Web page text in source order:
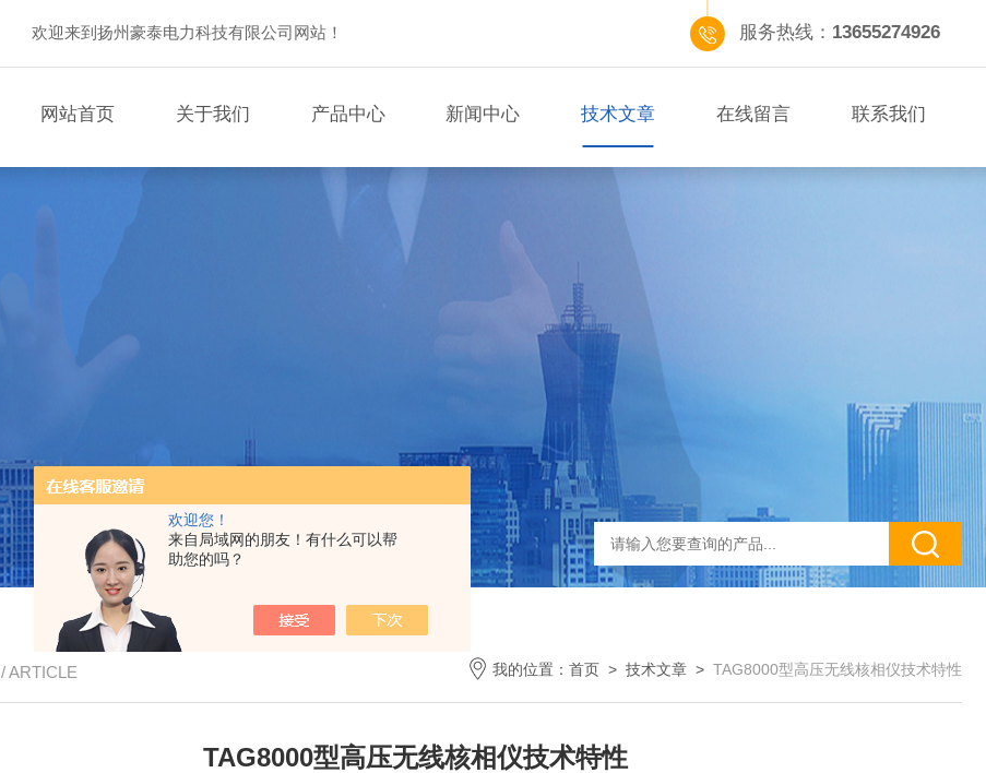
欢迎您！
来自局域网的朋友！有什么可以帮
助您的吗？
欢迎来到扬州豪泰电力科技有限公司网站！ 服务热线： 13655274926
网站首页 关于我们 产品中心 新闻中心 技术文章 在线留言 联系我们
/ ARTICLE 我的位置： 首页 > 技术文章 > TAG8000型高压无线核相仪技术特性
TAG8000型高压无线核相仪技术特性